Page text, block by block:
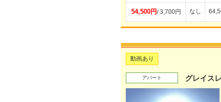
54,500円/ 3,700円 なし
動画あり
アパート グレイス